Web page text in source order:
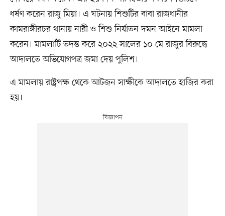
ধর্ষণ করেন রাজু মিয়া। এ ঘটনায় শিশুটির বাবা রাজধানীর
কামরাঙ্গীরচর থানায় নারী ও শিশু নির্যাতন দমন আইনে মামলা
করেন। মামলাটি তদন্ত করে ২০২২ সালের ১০ মে রাজুর বিরুদ্ধে
আদালতে অভিযোগপত্র জমা দেয় পুলিশ।
এ মামলায় রাষ্ট্রপক্ষ থেকে আটজন সাক্ষীকে আদালতে হাজির করা
হয়।